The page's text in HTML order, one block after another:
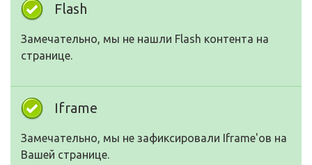
Flash
Замечательно, мы не нашли Flash контента на
странице.
Iframe
Замечательно, мы не зафиксировали Iframe'ов на
Вашей странице.